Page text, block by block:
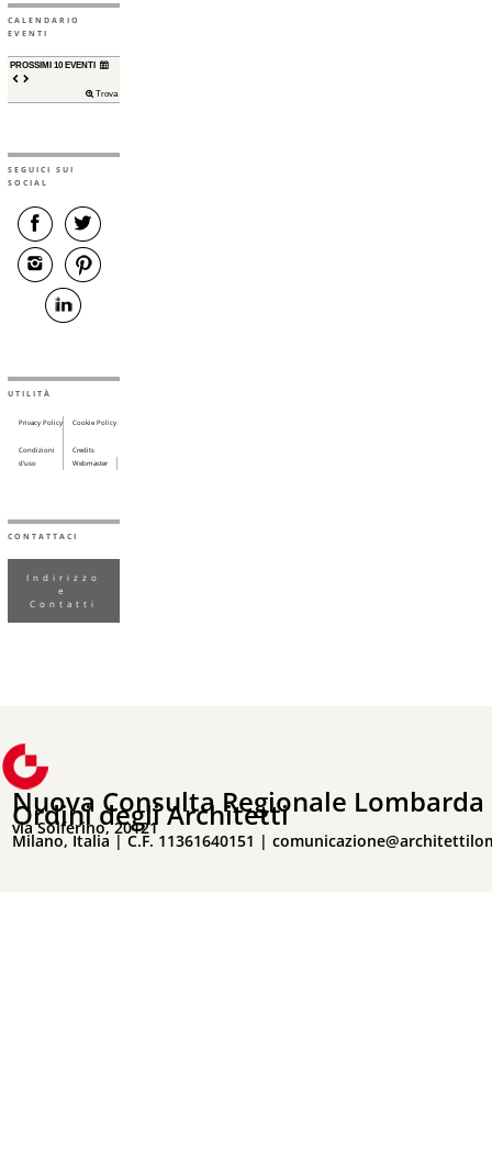
CALENDARIO
EVENTI
PROSSIMI 10 EVENTI
Trova
SEGUICI SUI
SOCIAL
UTILITÀ
Privacy Policy Cookie Policy
Condizioni
d’uso
Credits
Webmaster
CONTATTACI
Indirizzo
e
Contatti
Nuova Consulta Regionale
Ordini degli Architetti
via Solferino, 20121
Milano, Italia | C.F. 11361640151 |